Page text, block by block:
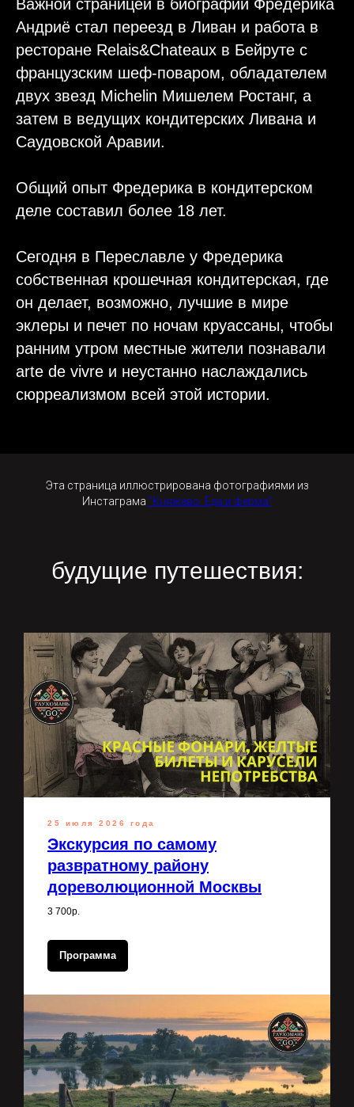
Важной страницей в биографии Фредерика
Андриё стал переезд в Ливан и работа в
ресторане Relais&Chateaux в Бейруте с
французским шеф-поваром, обладателем
двух звезд Michelin Мишелем Ростанг, а
затем в ведущих кондитерских Ливана и
Саудовской Аравии.
Общий опыт Фредерика в кондитерском
деле составил более 18 лет.
Сегодня в Переславле у Фредерика
собственная крошечная кондитерская, где
он делает, возможно, лучшие в мире
эклеры и печет по ночам круассаны, чтобы
ранним утром местные жители познавали
arte de vivre и неустанно наслаждались
сюрреализмом всей этой истории.
Эта страница иллюстрирована фотографиями из
Инстаграма "Княжево. Еда и ферма"
будущие путешествия:
25 июля 2026 года
Экскурсия по самому
развратному району
дореволюционной Москвы
3 700р.
Программа